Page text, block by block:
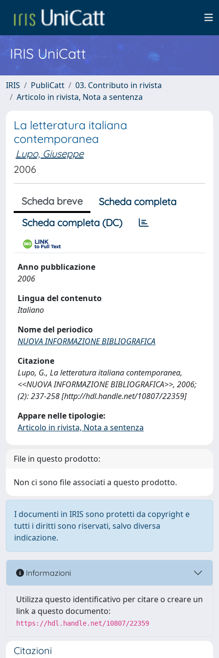
IRIS UniCatt
IRIS PubliCatt
03. Contributo in rivista
Articolo in rivista, Nota a sentenza
La letteratura italiana
contemporanea
Lupo, Giuseppe
2006
Scheda breve
Scheda completa
Scheda completa (DC)
Anno pubblicazione
2006
Lingua del contenuto
Italiano
Nome del periodico
NUOVA INFORMAZIONE BIBLIOGRAFICA
Citazione
Lupo, G., La letteratura italiana contemporanea,
<<NUOVA INFORMAZIONE BIBLIOGRAFICA>>, 2006;
(2): 237-258 [http://hdl.handle.net/10807/22359]
Appare nelle tipologie:
Articolo in rivista, Nota a sentenza
File in questo prodotto:
Non ci sono file associati a questo prodotto.
I documenti in IRIS sono protetti da copyright e
tutti i diritti sono riservati, salvo diversa
indicazione.
Informazioni
Utilizza questo identificativo per citare o creare un
link a questo documento:
https://hdl.handle.net/10807/22359
Citazioni